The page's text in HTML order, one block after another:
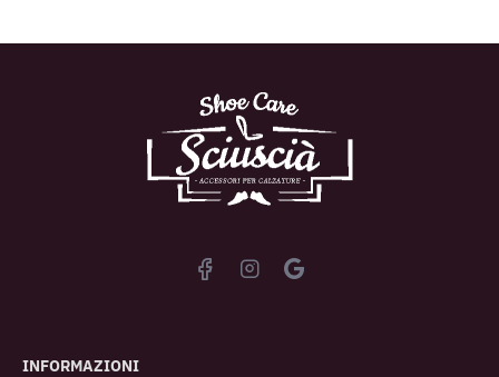
INFORMAZIONI